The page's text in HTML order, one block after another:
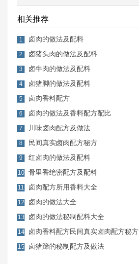
相关推荐
1 卤肉的做法及配料
2 卤猪头肉的做法及配料
3 卤牛肉的做法及配料
4 卤猪脚的做法及配料
5 卤肉香料配方
6 卤肉的做法及香料配方配比
7 川味卤肉配方及做法
8 民间真实卤肉配方秘方
9 红卤肉的做法及配料
10 骨里香绝密配方及配料
11 卤肉配方所用香料大全
12 卤肉的做法大全
13 卤肉的做法秘制配料大全
14 卤肉香料配方民间真实卤肉配方秘方
15 卤猪蹄的秘制配方及做法